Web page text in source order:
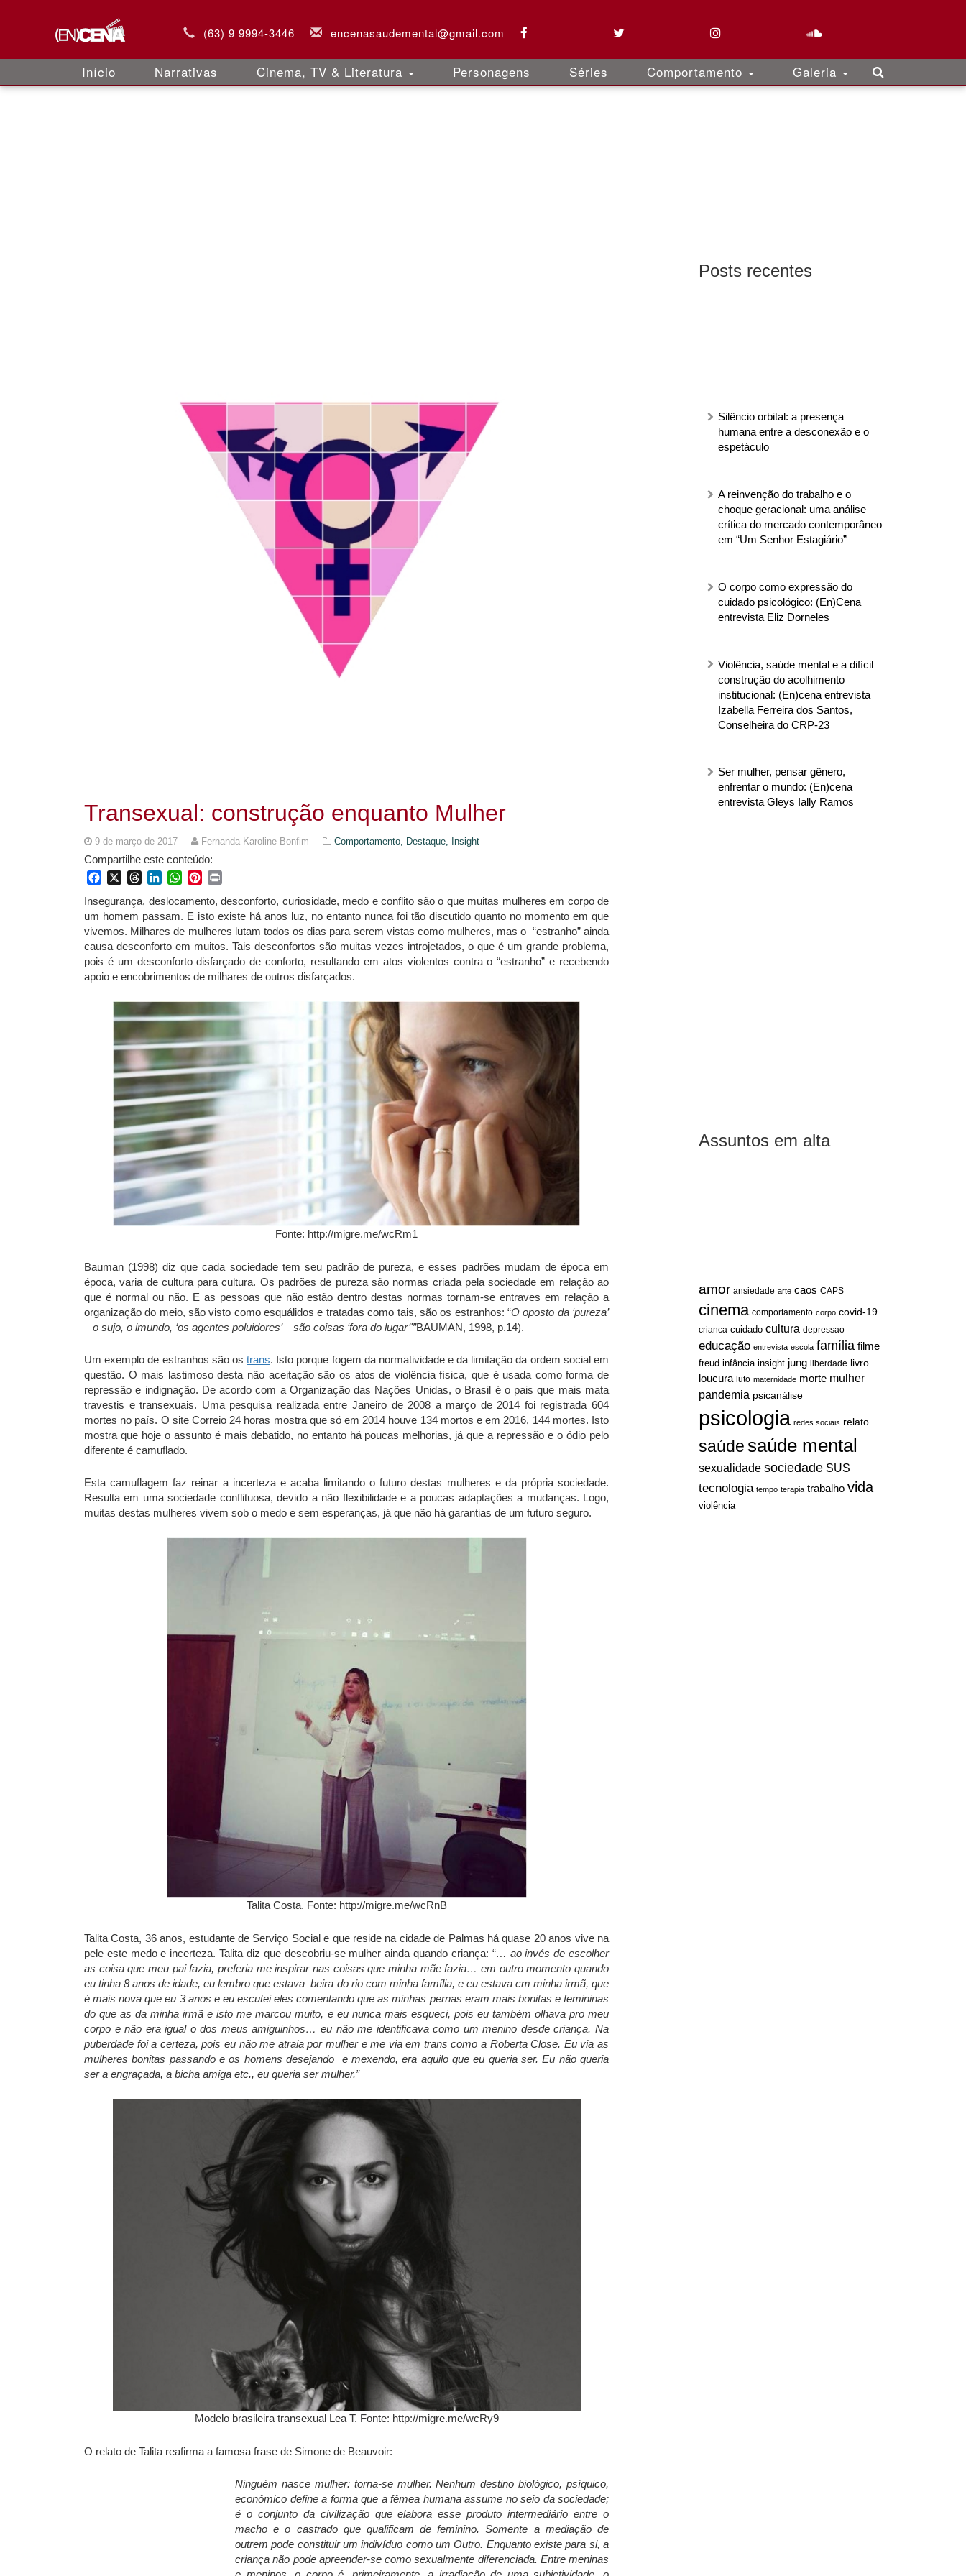
(63) 9 9994-3446 encenasaudemental@gmail.com
Início Narrativas Cinema, TV & Literatura Personagens Séries Comportamento Galeria
Posts recentes
Silêncio orbital: a presença
humana entre a desconexão e o
espetáculo
A reinvenção do trabalho e o
choque geracional: uma análise
crítica do mercado contemporâneo
em “Um Senhor Estagiário”
O corpo como expressão do
cuidado psicológico: (En)Cena
entrevista Eliz Dorneles
Violência, saúde mental e a difícil
construção do acolhimento
institucional: (En)cena entrevista
Izabella Ferreira dos Santos,
Conselheira do CRP-23
Ser mulher, pensar gênero,
enfrentar o mundo: (En)cena
entrevista Gleys Ially Ramos
Assuntos em alta
amor ansiedade arte caos CAPS
cinema comportamento corpo covid-19
crianca cuidado cultura depressao
educação entrevista escola família filme
freud infância insight jung liberdade livro
loucura luto maternidade morte mulher
pandemia psicanálise
psicologia redes sociais relato
saúdesaúde mental
sexualidade sociedade SUS
tecnologia tempo terapia trabalho vida
violência
Transexual: construção enquanto Mulher
9 de março de 2017 Fernanda Karoline Bonfim Comportamento, Destaque, Insight
Compartilhe este conteúdo:
FacebookThreadsLinkedInWhatsApp
Pinterest
Insegurança, deslocamento, desconforto, curiosidade, medo e conflito são o que muitas mulheres em corpo de
um homem passam. E isto existe há anos luz, no entanto nunca foi tão discutido quanto no momento em que
vivemos. Milhares de mulheres lutam todos os dias para serem vistas como mulheres, mas o “estranho” ainda
causa desconforto em muitos. Tais desconfortos são muitas vezes introjetados, o que é um grande problema,
pois é um desconforto disfarçado de conforto, resultando em atos violentos contra o “estranho” e recebendo
apoio e encobrimentos de milhares de outros disfarçados.
Fonte: http://migre.me/wcRm1
Bauman (1998) diz que cada sociedade tem seu padrão de pureza, e esses padrões mudam de época em
época, varia de cultura para cultura. Os padrões de pureza são normas criada pela sociedade em relação ao
que é normal ou não. E as pessoas que não estão dentro destas normas tornam-se entraves em relação a
organização do meio, são visto como esquálidos e tratadas como tais, são os estranhos: “O oposto da ‘pureza’
– o sujo, o imundo, ‘os agentes poluidores’ – são coisas ‘fora do lugar’'”BAUMAN, 1998, p.14).
Um exemplo de estranhos são os trans. Isto porque fogem da normatividade e da limitação da ordem social em
questão. O mais lastimoso desta não aceitação são os atos de violência física, que é usada como forma de
repressão e indignação. De acordo com a Organização das Nações Unidas, o Brasil é o pais que mais mata
travestis e transexuais. Uma pesquisa realizada entre Janeiro de 2008 a março de 2014 foi registrada 604
mortes no país. O site Correio 24 horas mostra que só em 2014 houve 134 mortos e em 2016, 144 mortes. Isto
mostra que hoje o assunto é mais debatido, no entanto há poucas melhorias, já que a repressão e o ódio pelo
diferente é camuflado.
Esta camuflagem faz reinar a incerteza e acaba limitando o futuro destas mulheres e da própria sociedade.
Resulta em uma sociedade conflituosa, devido a não flexibilidade e a poucas adaptações a mudanças. Logo,
muitas destas mulheres vivem sob o medo e sem esperanças, já que não há garantias de um futuro seguro.
Talita Costa. Fonte: http://migre.me/wcRnB
Talita Costa, 36 anos, estudante de Serviço Social e que reside na cidade de Palmas há quase 20 anos vive na
pele este medo e incerteza. Talita diz que descobriu-se mulher ainda quando criança: “… ao invés de escolher
as coisa que meu pai fazia, preferia me inspirar nas coisas que minha mãe fazia… em outro momento quando
eu tinha 8 anos de idade, eu lembro que estava beira do rio com minha família, e eu estava cm minha irmã, que
é mais nova que eu 3 anos e eu escutei eles comentando que as minhas pernas eram mais bonitas e femininas
do que as da minha irmã e isto me marcou muito, e eu nunca mais esqueci, pois eu também olhava pro meu
corpo e não era igual o dos meus amiguinhos… eu não me identificava como um menino desde criança. Na
puberdade foi a certeza, pois eu não me atraia por mulher e me via em trans como a Roberta Close. Eu via as
mulheres bonitas passando e os homens desejando e mexendo, era aquilo que eu queria ser. Eu não queria
ser a engraçada, a bicha amiga etc., eu queria ser mulher.”
Modelo brasileira transexual Lea T. Fonte: http://migre.me/wcRy9
O relato de Talita reafirma a famosa frase de Simone de Beauvoir:
Ninguém nasce mulher: torna-se mulher. Nenhum destino biológico, psíquico,
econômico define a forma que a fêmea humana assume no seio da sociedade;
é o conjunto da civilização que elabora esse produto intermediário entre o
macho e o castrado que qualificam de feminino. Somente a mediação de
outrem pode constituir um indivíduo como um Outro. Enquanto existe para si, a
criança não pode apreender-se como sexualmente diferenciada. Entre meninas